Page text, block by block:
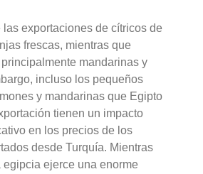
las exportaciones de cítricos de
frescas, mientras que
mandarinas y
incluso los pequeños
y mandarinas que Egipto
tienen un impacto
en los precios de los
desde Turquía. Mientras
egipcia ejerce una enorme